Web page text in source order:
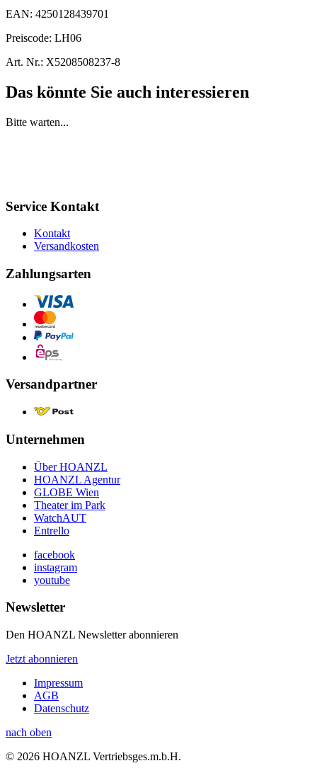
EAN: 4250128439701
Preiscode: LH06
Art. Nr.: X5208508237-8
Das könnte Sie auch interessieren
Bitte warten...
Service Kontakt
Kontakt
Versandkosten
Zahlungsarten
Versandpartner
Unternehmen
Über HOANZL
HOANZL Agentur
GLOBE Wien
Theater im Park
WatchAUT
Entrello
facebook
instagram
youtube
Newsletter
Den HOANZL Newsletter abonnieren
Jetzt abonnieren
Impressum
AGB
Datenschutz
nach oben
© 2026 HOANZL Vertriebsges.m.b.H.